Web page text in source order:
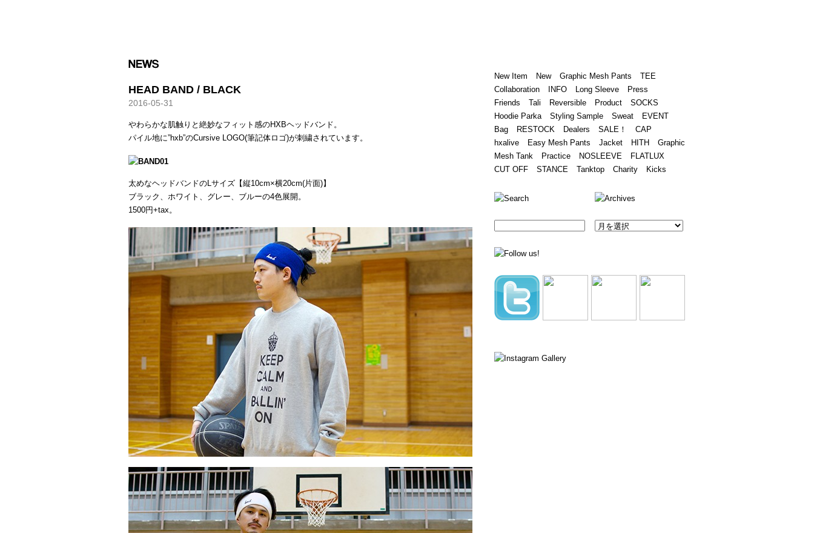
HEAD BAND / BLACK
2016-05-31
やわらかな肌触りと絶妙なフィット感のHXBヘッドバンド。
パイル地に”hxb”のCursive LOGO(筆記体ロゴ)が刺繍されています。
太めなヘッドバンドのLサイズ【縦10cm×横20cm(片面)】
ブラック、ホワイト、グレー、ブルーの4色展開。
1500円+tax。
New Item New Graphic Mesh Pants
TEE
Collaboration
INFO Long Sleeve
Press
Friends
Tali Reversible Product
SOCKS
Hoodie Parka
Styling Sample Sweat
EVENT
Bag
RESTOCK Dealers SALE！
CAP
hxalive
Easy Mesh Pants Jacket HITH
Graphic
Mesh Tank
Practice NOSLEEVE
FLATLUX
CUT OFF
STANCE Tanktop Charity Kicks